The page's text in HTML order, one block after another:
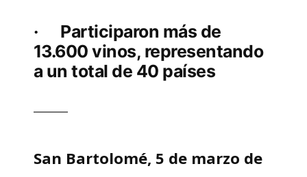
· Participaron más de
13.600 vinos, representando
a un total de 40 países
San Bartolomé, 5 de marzo de